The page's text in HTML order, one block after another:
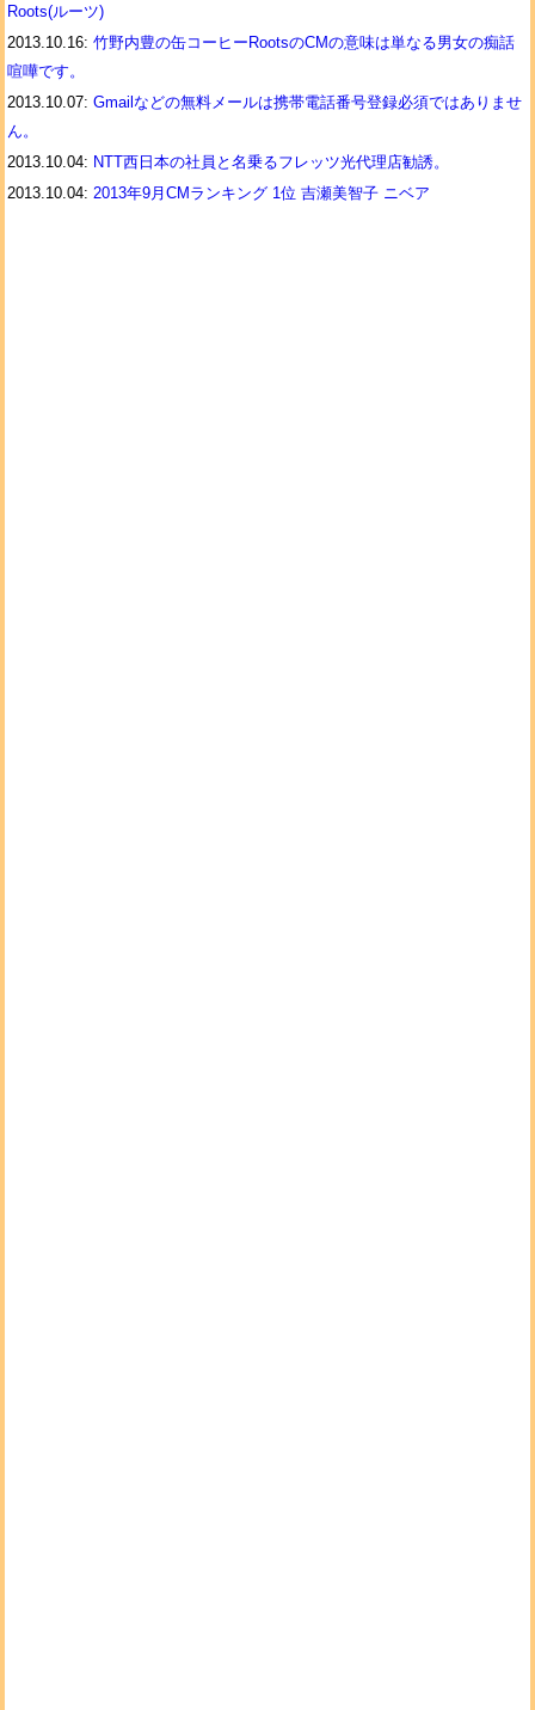
Roots(ルーツ)
2013.10.16: 竹野内豊の缶コーヒーRootsのCMの意味は単なる男女の痴話
喧嘩です。
2013.10.07: Gmailなどの無料メールは携帯電話番号登録必須ではありませ
ん。
2013.10.04: NTT西日本の社員と名乗るフレッツ光代理店勧誘。
2013.10.04: 2013年9月CMランキング 1位 吉瀬美智子 ニベア